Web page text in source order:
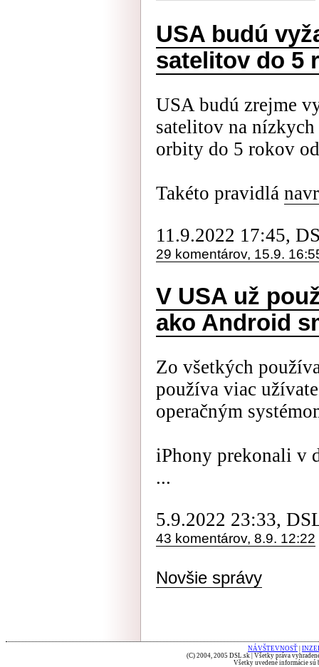
USA budú
satelitov do 5
USA budú zrejme
satelitov na
orbity do 5 rokov
Takéto pravidlá
11.9.2022 17:45,
29 komentárov, 15.9.
V USA už
ako Android
Zo všetkých
používa viac
operačným
iPhony prekonali v
...
5.9.2022 23:33,
43 komentárov, 8.9. 12:22
Novšie správy
NÁVŠTEVNOSŤ
(C) 2004, 2005 DSL.sk | Všetky práva
Všetky uvedené informácie sú